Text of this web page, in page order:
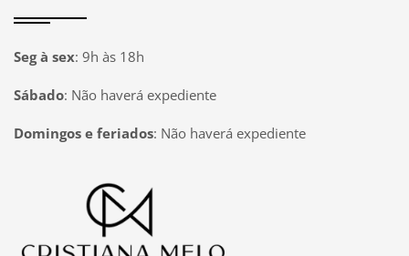
Seg à sex: 9h às 18h
Sábado: Não haverá expediente
Domingos e feriados: Não haverá expediente
Página inicial